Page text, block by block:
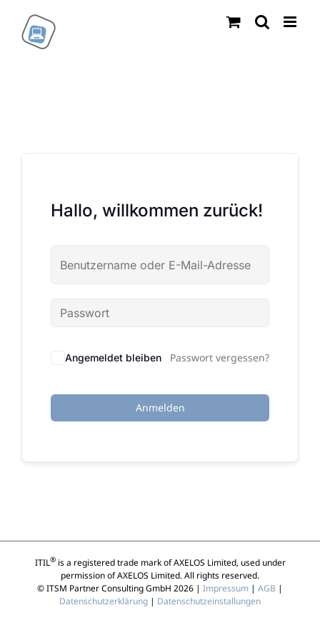
Inhalt
springen
Hallo, willkommen zurück!
Angemeldet bleiben Passwort vergessen?
Anmelden
ITIL®is a registered trade mark of AXELOS Limited, used under
permission of AXELOS Limited. All rights reserved.
© ITSM Partner Consulting GmbH 2026 | Impressum | AGB |
Datenschutzerklärung | Datenschutzeinstallungen